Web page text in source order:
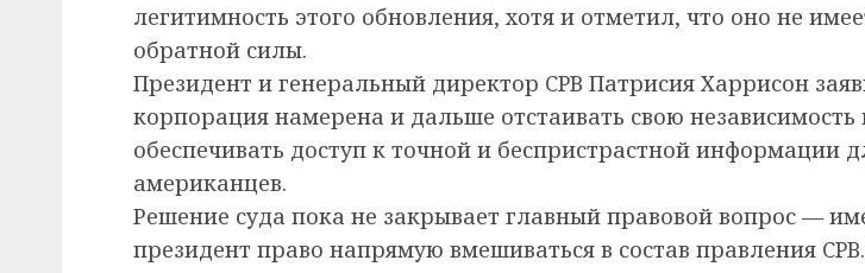
легитимность этого обновления, хотя и отметил, что оно не
обратной силы.
Президент и генеральный директор CPB Патрисия Харрисон
корпорация намерена и дальше отстаивать свою независимость
обеспечивать доступ к точной и беспристрастной информации
американцев.
Решение суда пока не закрывает главный правовой вопрос —
президент право напрямую вмешиваться в состав правления